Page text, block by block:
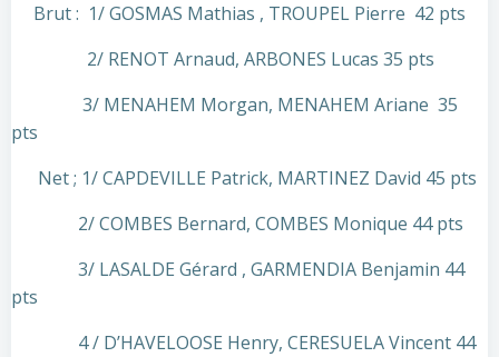
Brut : 1/ GOSMAS Mathias , TROUPEL Pierre 42 pts
2/ RENOT Arnaud, ARBONES Lucas 35 pts
3/ MENAHEM Morgan, MENAHEM Ariane 35
pts
Net ; 1/ CAPDEVILLE Patrick, MARTINEZ David 45 pts
2/ COMBES Bernard, COMBES Monique 44 pts
3/ LASALDE Gérard , GARMENDIA Benjamin 44
pts
4 / D’HAVELOOSE Henry, CERESUELA Vincent 44